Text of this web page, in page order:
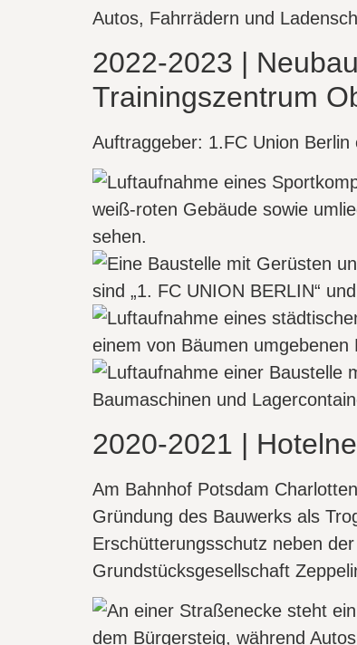
2022-2023 |
Trainingszentrum
Auftraggeber: 1.FC Union Berlin
2020-2021 |
Am Bahnhof Potsdam
Gründung des Bauwerks als
Erschütterungsschutz neben
Grundstücksgesellschaft